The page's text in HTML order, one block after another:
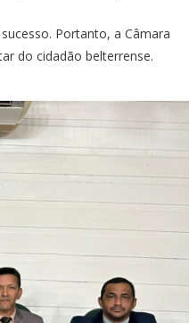
Portanto, a Câmara
do cidadão belterrense.